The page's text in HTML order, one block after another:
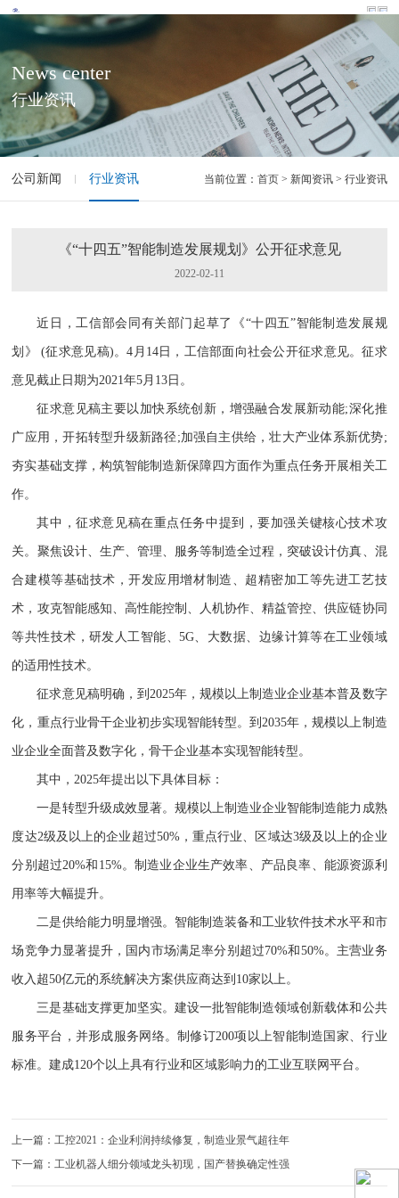
News center
行业资讯
公司新闻 行业资讯 当前位置： 首页> 新闻资讯 > 行业资讯
《“十四五”智能制造发展规划》公开征求意见
2022-02-11
近日，工信部会同有关部门起草了《“十四五”智能制造发展规
划》 (征求意见稿)。4月14日，工信部面向社会公开征求意见。征求
意见截止日期为2021年5月13日。
征求意见稿主要以加快系统创新，增强融合发展新动能;深化推
广应用，开拓转型升级新路径;加强自主供给，壮大产业体系新优势;
夯实基础支撑，构筑智能制造新保障四方面作为重点任务开展相关工
作。
其中，征求意见稿在重点任务中提到，要加强关键核心技术攻
关。聚焦设计、生产、管理、服务等制造全过程，突破设计仿真、混
合建模等基础技术，开发应用增材制造、超精密加工等先进工艺技
术，攻克智能感知、高性能控制、人机协作、精益管控、供应链协同
等共性技术，研发人工智能、5G、大数据、边缘计算等在工业领域
的适用性技术。
征求意见稿明确，到2025年，规模以上制造业企业基本普及数字
化，重点行业骨干企业初步实现智能转型。到2035年，规模以上制造
业企业全面普及数字化，骨干企业基本实现智能转型。
其中，2025年提出以下具体目标：
一是转型升级成效显著。规模以上制造业企业智能制造能力成熟
度达2级及以上的企业超过50%，重点行业、区域达3级及以上的企业
分别超过20%和15%。制造业企业生产效率、产品良率、能源资源利
用率等大幅提升。
二是供给能力明显增强。智能制造装备和工业软件技术水平和市
场竞争力显著提升，国内市场满足率分别超过70%和50%。主营业务
收入超50亿元的系统解决方案供应商达到10家以上。
三是基础支撑更加坚实。建设一批智能制造领域创新载体和公共
服务平台，并形成服务网络。制修订200项以上智能制造国家、行业
标准。建成120个以上具有行业和区域影响力的工业互联网平台。
上一篇：工控2021：企业利润持续修复，制造业景气超往年
下一篇：工业机器人细分领域龙头初现，国产替换确定性强